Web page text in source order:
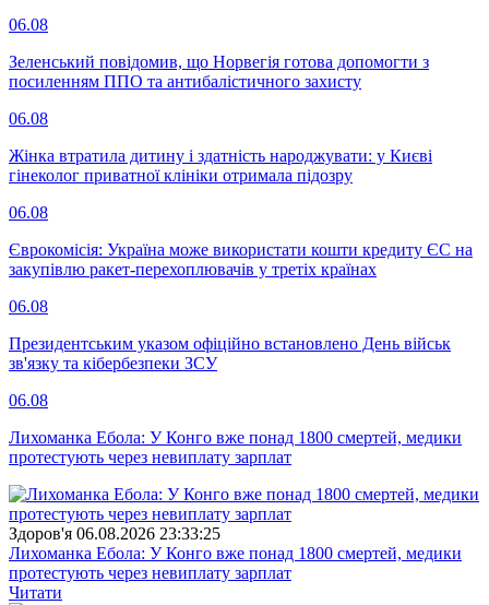
06.08
Зеленський повідомив, що Норвегія готова допомогти з
посиленням ППО та антибалістичного захисту
06.08
Жінка втратила дитину і здатність народжувати: у Києві
гінеколог приватної клініки отримала підозру
06.08
Єврокомісія: Україна може використати кошти кредиту ЄС на
закупівлю ракет-перехоплювачів у третіх країнах
06.08
Президентським указом офіційно встановлено День військ
зв'язку та кібербезпеки ЗСУ
06.08
Лихоманка Ебола: У Конго вже понад 1800 смертей, медики
протестують через невиплату зарплат
Здоров'я 06.08.2026 23:33:25
Лихоманка Ебола: У Конго вже понад 1800 смертей, медики
протестують через невиплату зарплат
Читати